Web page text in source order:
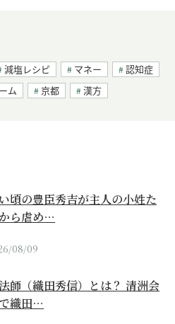
減塩レシピ マネー
認知症
ム 京都 漢方
頃の豊臣秀吉が主人の小姓た
ら虐め…
08/09
師（織田秀信）とは？ 清洲会
織田…